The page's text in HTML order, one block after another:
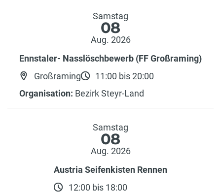
Samstag
08
Aug. 2026
Ennstaler- Nasslöschbewerb (FF Großraming)
Großraming
11:00 bis 20:00
Organisation: Bezirk Steyr-Land
Samstag
08
Aug. 2026
Austria Seifenkisten Rennen
12:00 bis 18:00